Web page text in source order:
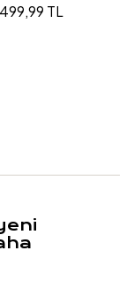
499,99 TL